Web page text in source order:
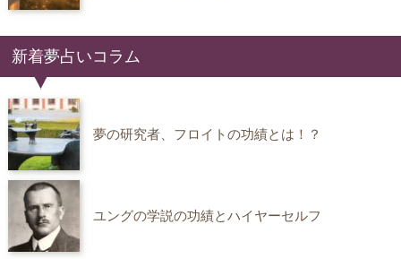
新着夢占いコラム
夢の研究者、フロイトの功績とは！？
ユングの学説の功績とハイヤーセルフ